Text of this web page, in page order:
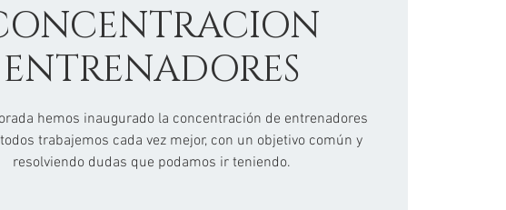
ENTRENADORES
hemos inaugurado la concentración de entrenadores
trabajemos cada vez mejor, con un objetivo común y
resolviendo dudas que podamos ir teniendo.